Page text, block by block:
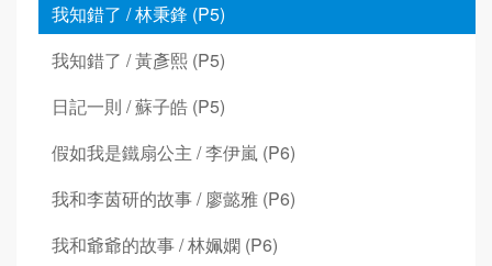
我知錯了 / 林秉鋒 (P5)
我知錯了 / 黃彥熙 (P5)
日記一則 / 蘇子皓 (P5)
假如我是鐵扇公主 / 李伊嵐 (P6)
我和李茵研的故事 / 廖懿雅 (P6)
我和爺爺的故事 / 林姵嫻 (P6)